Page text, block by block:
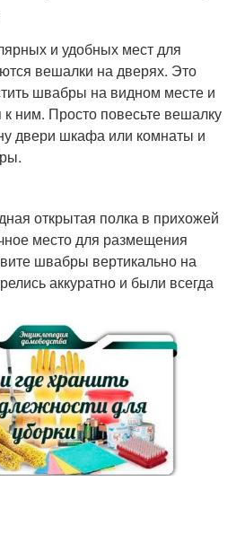
и удобных мест для
вешалки на дверях. Это
швабры на видном месте и
ним. Просто повесьте вешалку
двери шкафа или комнаты и
открытая полка в прихожей
место для размещения
швабры вертикально на
аккуратно и были всегда